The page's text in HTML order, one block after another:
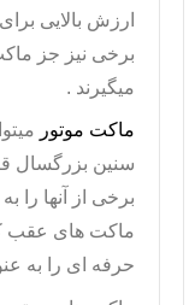
ارزش بالایی
برخی نیز جز
میگیرند .
ماکت موتور
سنین بزرگسال
برخی از آنها را
ماکت های عقب
حرفه ای را به